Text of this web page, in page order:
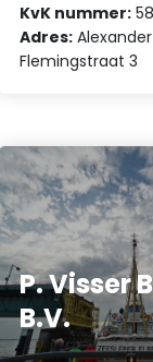
KvK nummer:
Adres: Alexander
Flemingstraat 3
P. Visser
B.V.